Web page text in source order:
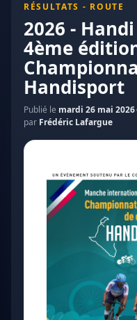
RÉSULTATS - ROUTE
2026 -
4ème
Handisport
Publié le mardi 26 mai 2026
par Frédéric Lafargue